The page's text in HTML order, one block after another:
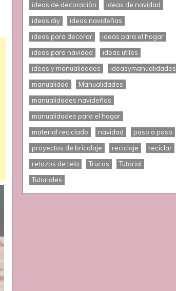
ideas de decoración
ideas de navidad
ideas diy
ideas navideñas
ideas para decorar
ideas para el hogar
ideas para navidad
ideas utiles
ideas y manualidades
ideasymanualidades
manualidad
Manualidades
manualidades navideñas
manualidades para el hogar
material reciclado
navidad
paso a paso
proyectos de bricolaje
reciclaje
reciclar
retazos de tela
Trucos
Tutorial
Tutoriales